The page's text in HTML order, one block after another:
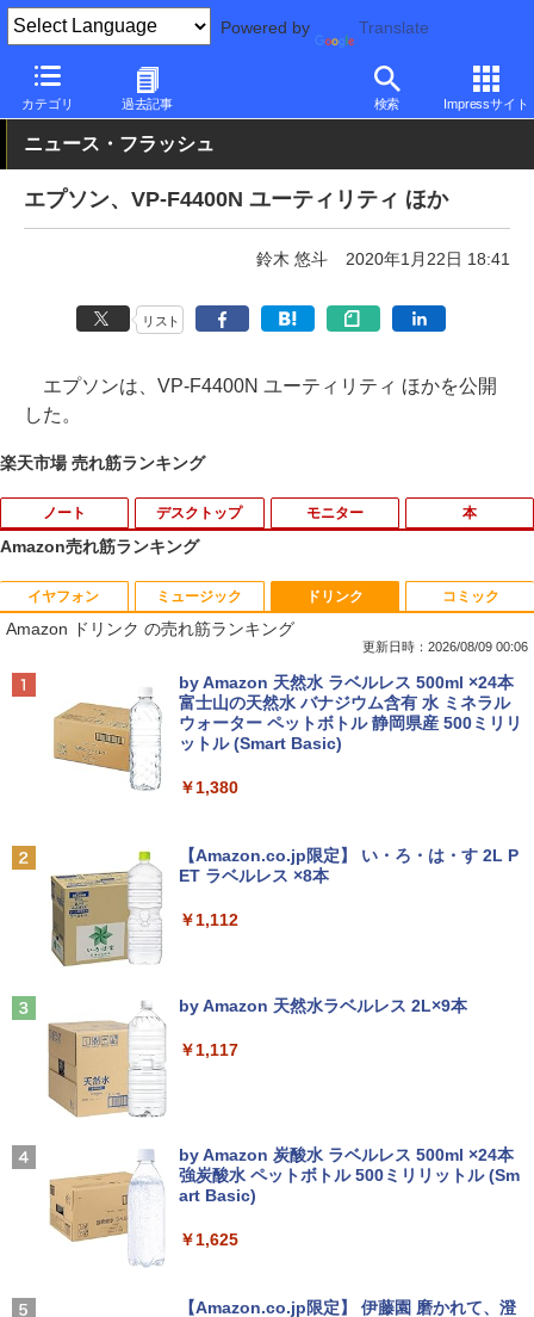
Powered by Translate
カテゴリ 過去記事 検索 Impressサイト
PC Watch 半導体/周辺機器 インクジェットプリンタ/複合機 エ
ニュース・フラッシュ
エプソン、VP-F4400N ユーティリティ ほか
鈴木 悠斗 2020年1月22日 18:41
リスト
エプソンは、VP-F4400N ユーティリティ ほかを公開
した。
楽天市場 売れ筋ランキング
ノート
1
【期間限定破格金額！】新生活 新古品 W
in11搭載 パソコンノートパソコンoffice
付き 初心者向けノートPC 初期設定済 1
メモリ4GB～ 高速SSD1TB 最大 フルHD
Webカメラ zoom 軽量薄型 無線 型番更
新で在庫処分
NEC VKL24X-4 15.6インチ Core i3 メモ
リ8GB SSD 256GB Office付き Webカメ
中古パソコン
【★最大100%ポイント】【フルHD×WE
ン Windows11 Win11正式対応
￥26,800
D テンキー 8世代Core i5-8265U NVMeS
デスクトップ モニター
1
【お買い物マラソ開催中！P最大31.5%還
元】五年保証 白 モバイルモニター 15.6
インチ FHD 1920×1080 1080P Fast IPS
高コントラスト 超軽量 640g スピーカー
内蔵 Type-C/HDMI 接続 PS5/Switch/PC/
スマホ対応 MFP156T1F
Yoothi 互換品 液晶 13.3インチ Lenovo
ThinkPad L13 Gen 3 21B3 21B4 21B9
LCD 液晶ディスプレイ 修理交換用液晶
C対応 miniHDMI モニター 持ち運び サブ
ディスプレイ ミニPC対応 3年保証 EVICI
V
￥10,999
本
1
魔王城の料理番 〜コワモテ魔族ばかりだ
けど、ホワイトな職場です〜 6巻 【電
子書籍】[ ワイエム系 ]
￥792
【送料無料】現代法律実務の諸問題 令和
7年度研修版／日本弁護士連合会
￥8,140
特装版 （プレミアムKC） [ ナガノ ]
￥2,420
ド版 俺たちのフィールド 全18巻 村枝賢
Amazon売れ筋ランキング
イヤフォン
Anker Soundcore P42i (Bluetooth 6.1)【完
全ワイヤレスイヤホン/ウルトラノイズキャン
セリング 3.5 / マルチポイント接続 / 最大40時
間再生 / コンパクト形状/持ち運びに便利 / IP5
ル
Anker Soundcore Liberty 5 ディープブルー
【2026年アップグレード版】AOKIMI ワイヤ
軽量 ブルートゥースHi-Fi 最大36時間再生 ぶ
付き 防水 タッチ式音量調整 スポーツ/通勤/通
ミュージック
BRUCE WAYNE feat. Flo Milli, ATL Jacob
[Explicit]
￥250
[Explicit]
￥250
ドリンク
Amazon ドリンク の売れ筋ランキング
更新日時：2026/08/09 00:06
by Amazon 天然水 ラベルレス 500ml ×24本
富士山の天然水 バナジウム含有 水 ミネラル
ウォーター ペットボトル 静岡県産 500ミリリ
ットル (Smart Basic)
￥1,380
【Amazon.co.jp限定】 い・ろ・は・す 2L P
ET ラベルレス ×8本
￥1,112
by Amazon 天然水ラベルレス 2L×9本
￥1,117
by Amazon 炭酸水 ラベルレス 500ml ×24本
強炭酸水 ペットボトル 500ミリリットル (Sm
art Basic)
￥1,625
【Amazon.co.jp限定】 伊藤園 磨かれて、澄
コミック